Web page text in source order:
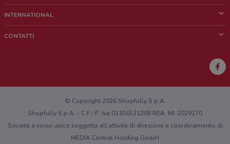
Chi siamo
Lavora con noi
Richieste commerciali e marketing
INTERNATIONAL
CONTATTI
Hai un malfunzionamento sul web o sull'app?
© Copyright 2026 Shopfully S.p.A.
Shopfully S.p.A. - C.F / P. Iva 03156531208 REA: MI-2029270
Società a socio unico soggetta all’attività di direzione e coordinamento di
MEDIA Central Holding GmbH